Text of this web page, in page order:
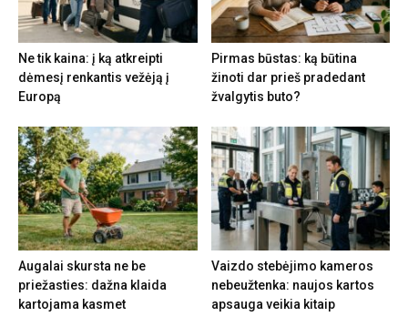
Ne tik kaina: į ką atkreipti
dėmesį renkantis vežėją į
Europą
Pirmas būstas: ką būtina
žinoti dar prieš pradedant
žvalgytis buto?
Augalai skursta ne be
priežasties: dažna klaida
kartojama kasmet
Vaizdo stebėjimo kameros
nebeužtenka: naujos kartos
apsauga veikia kitaip